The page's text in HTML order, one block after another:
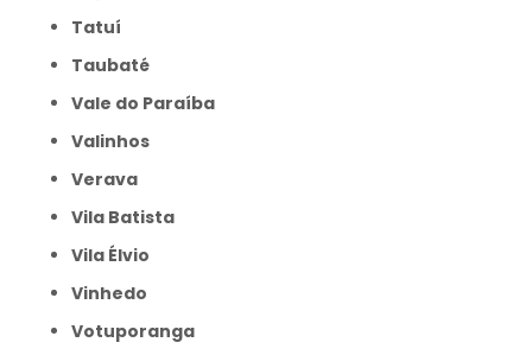
Tatuí
Taubaté
Vale do Paraíba
Valinhos
Verava
Vila Batista
Vila Élvio
Vinhedo
Votuporanga